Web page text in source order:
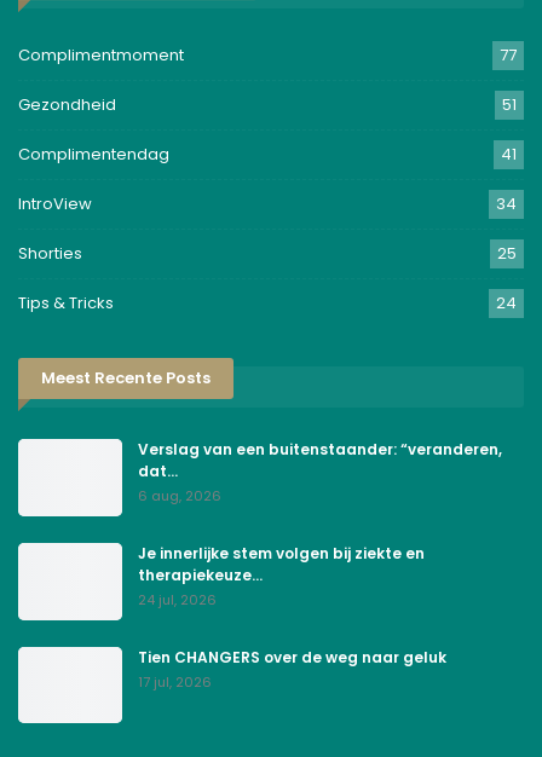
Complimentmoment 77
Gezondheid 51
Complimentendag 41
IntroView 34
Shorties 25
Tips & Tricks 24
Meest Recente Posts
Verslag van een buitenstaander: “veranderen,
dat…
6 aug, 2026
Je innerlijke stem volgen bij ziekte en
therapiekeuze…
24 jul, 2026
Tien CHANGERS over de weg naar geluk
17 jul, 2026